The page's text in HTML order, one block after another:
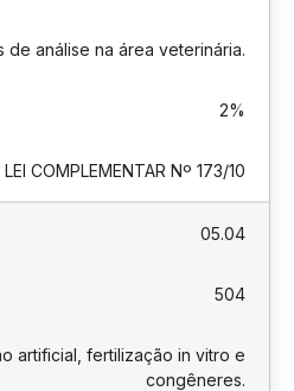
de análise na área veterinária.
2%
LEI COMPLEMENTAR Nº 173/10
05.04
504
artificial, fertilização in vitro e
congêneres.